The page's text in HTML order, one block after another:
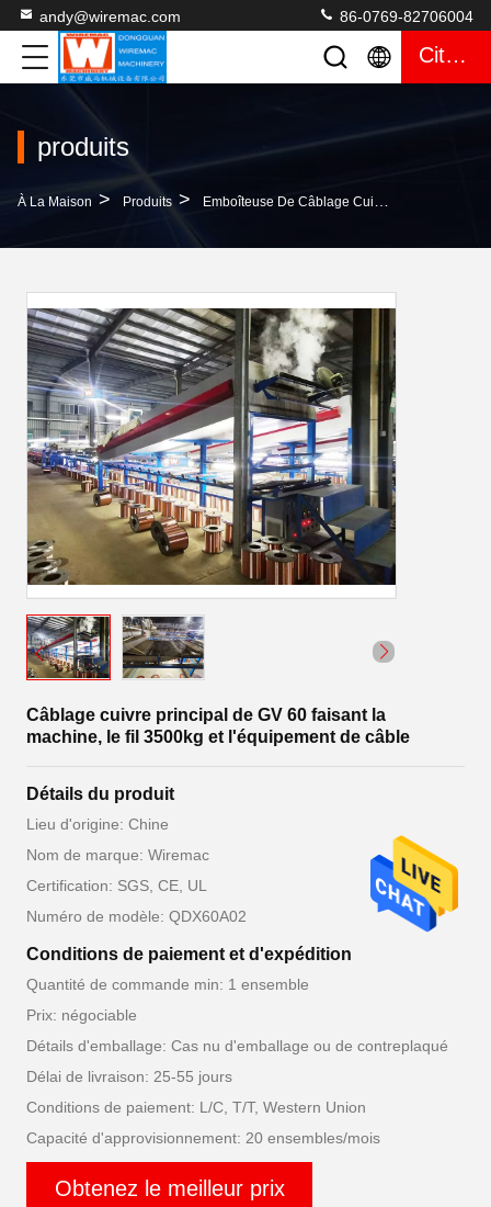
andy@wiremac.com 86-0769-82706004
Citation
produits
À La Maison > Produits > Emboîteuse De Câblage Cuivre
Câblage cuivre principal de GV 60 faisant la
machine, le fil 3500kg et l'équipement de câble
Détails du produit
Lieu d'origine: Chine
Nom de marque: Wiremac
Certification: SGS, CE, UL
Numéro de modèle: QDX60A02
Conditions de paiement et d'expédition
Quantité de commande min: 1 ensemble
Prix: négociable
Détails d'emballage: Cas nu d'emballage ou de contreplaqué
Délai de livraison: 25-55 jours
Conditions de paiement: L/C, T/T, Western Union
Capacité d'approvisionnement: 20 ensembles/mois
Obtenez le meilleur prix